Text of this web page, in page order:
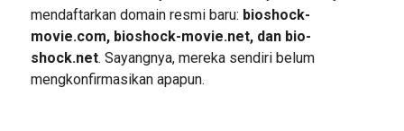
mendaftarkan domain resmi baru: bioshock-
movie.com, bioshock-movie.net, dan bio-
shock.net. Sayangnya, mereka sendiri belum
mengkonfirmasikan apapun.